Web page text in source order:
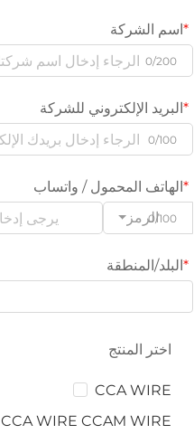
اسم الشركة
0/200
البريد الإلكتروني للشركة
0/100
الهاتف المحمول / واتساب
الرمز0/100
البلد/المنطقة
اختر المنتج
CCA WIRE
CCA WIRE CCAM WIRE (أحزمة التشغيل المباشر)